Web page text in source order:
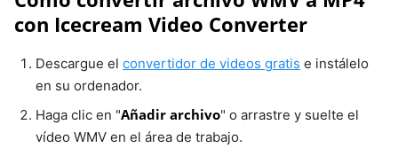
Video Candy En línea Sí
con Icecream Video Converter
Descargue el convertidor de videos gratis e instálelo
en su ordenador.
Haga clic en "Añadir archivo" o arrastre y suelte el
vídeo WMV en el área de trabajo.